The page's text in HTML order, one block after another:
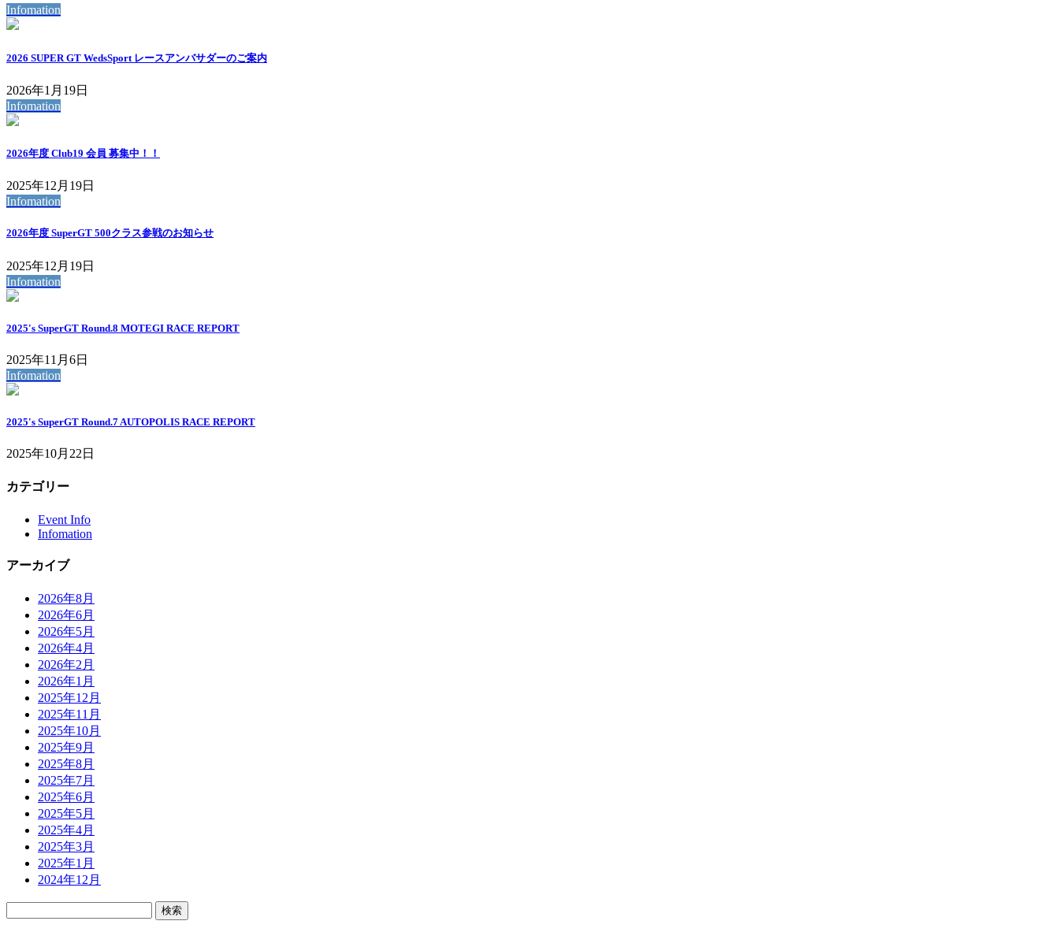
Infomation
2026 SUPER GT WedsSport レースアンバサダーのご案内
2026年1月19日
Infomation
2026年度 Club19 会員 募集中！！
2025年12月19日
Infomation
2026年度 SuperGT 500クラス参戦のお知らせ
2025年12月19日
Infomation
2025's SuperGT Round.8 MOTEGI RACE REPORT
2025年11月6日
Infomation
2025's SuperGT Round.7 AUTOPOLIS RACE REPORT
2025年10月22日
カテゴリー
Event Info
Infomation
アーカイブ
2026年8月
2026年6月
2026年5月
2026年4月
2026年2月
2026年1月
2025年12月
2025年11月
2025年10月
2025年9月
2025年8月
2025年7月
2025年6月
2025年5月
2025年4月
2025年3月
2025年1月
2024年12月